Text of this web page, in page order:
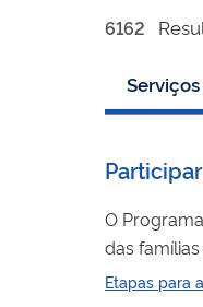
6162
Serviços
O
das
na
Etapas para